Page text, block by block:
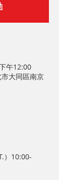
午12:00
大同區南京
）10:00-